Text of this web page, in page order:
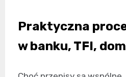
Praktyczna
w banku, TFI,